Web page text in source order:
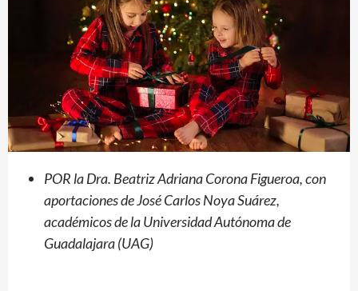
POR la Dra. Beatriz Adriana Corona Figueroa, con
aportaciones de José Carlos Noya Suárez,
académicos de la Universidad Autónoma de
Guadalajara (UAG)